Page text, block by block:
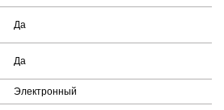
Да
Да
Электронный